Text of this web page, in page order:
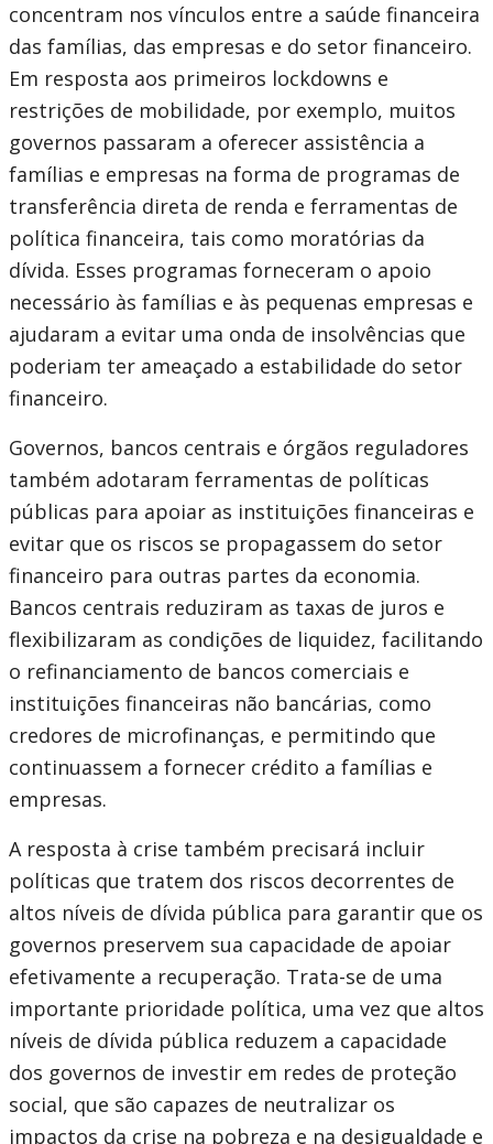
concentram nos vínculos entre a saúde financeira
das famílias, das empresas e do setor financeiro.
Em resposta aos primeiros lockdowns e
restrições de mobilidade, por exemplo, muitos
governos passaram a oferecer assistência a
famílias e empresas na forma de programas de
transferência direta de renda e ferramentas de
política financeira, tais como moratórias da
dívida. Esses programas forneceram o apoio
necessário às famílias e às pequenas empresas e
ajudaram a evitar uma onda de insolvências que
poderiam ter ameaçado a estabilidade do setor
financeiro.
Governos, bancos centrais e órgãos reguladores
também adotaram ferramentas de políticas
públicas para apoiar as instituições financeiras e
evitar que os riscos se propagassem do setor
financeiro para outras partes da economia.
Bancos centrais reduziram as taxas de juros e
flexibilizaram as condições de liquidez, facilitando
o refinanciamento de bancos comerciais e
instituições financeiras não bancárias, como
credores de microfinanças, e permitindo que
continuassem a fornecer crédito a famílias e
empresas.
A resposta à crise também precisará incluir
políticas que tratem dos riscos decorrentes de
altos níveis de dívida pública para garantir que os
governos preservem sua capacidade de apoiar
efetivamente a recuperação. Trata-se de uma
importante prioridade política, uma vez que altos
níveis de dívida pública reduzem a capacidade
dos governos de investir em redes de proteção
social, que são capazes de neutralizar os
impactos da crise na pobreza e na desigualdade e